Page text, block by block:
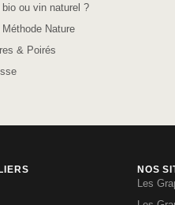
ou vin naturel ?
Nature
& Poirés
NOS
Les